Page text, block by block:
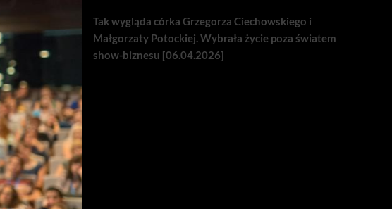
Tak wygląda córka Grzegorza Ciechowskiego i
Małgorzaty Potockiej. Wybrała życie poza światem
show-biznesu [06.04.2026]